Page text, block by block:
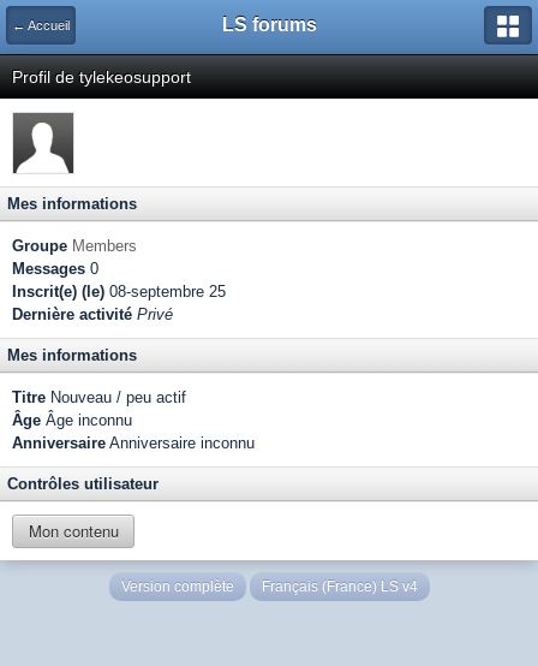
← Accueil LS forums
Profil de tylekeosupport
Mes informations
Groupe Members
Messages 0
Inscrit(e) (le) 08-septembre 25
Dernière activité Privé
Mes informations
Titre Nouveau / peu actif
Âge Âge inconnu
Anniversaire Anniversaire inconnu
Contrôles utilisateur
Mon contenu
Version complète Français (France) LS v4